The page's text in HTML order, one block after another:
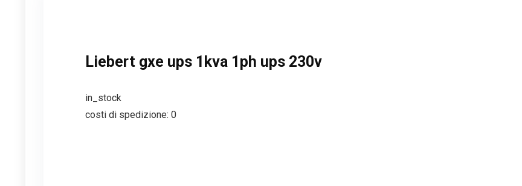
Liebert gxe ups 1kva 1ph ups 230v
in_stock
costi di spedizione: 0